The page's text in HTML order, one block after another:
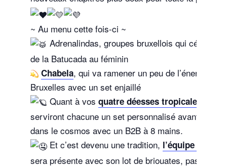
~ Au menu cette fois-ci ~
Adrenalindas, groupes bruxellois qui célèbre
de la Batucada au féminin
Chabela, qui va ramener un peu de l’énergie de
Bruxelles avec un set enjaillé
Quant à vosquatre déesses tropicales
serviront chacune un set personnalisé avant de
dans le cosmos avec un B2B à 8 mains.
Et c’est devenu une tradition, l’équipe
sera présente avec son lot de briouates, pastels et